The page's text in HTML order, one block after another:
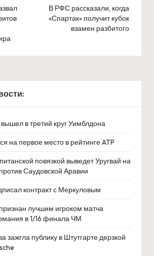
В РФС рассказали, когда
«Спартак» получит кубок
взамен разбитого
в третий круг Уимблдона
на первое место в рейтинге ATP
повязкой выведет Уругвай на
Саудовской Аравии
контракт с Меркуловым
лучшим игроком матча
в 1/16 финала ЧМ
зажгла публику в Штутгарте дерзкой